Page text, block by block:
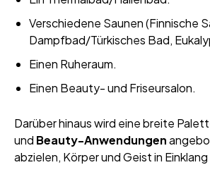
Verschiedene Saunen (Finnische
Dampfbad/Türkisches Bad,
Einen Ruheraum.
Einen Beauty- und Friseursalon.
Darüber hinaus wird eine breite
und Beauty-Anwendungen
abzielen, Körper und Geist in